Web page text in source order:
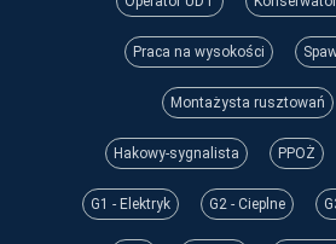
Praca na wysokości
Montażysta rusztowań
Hakowy-sygnalista PPOŻ
G1 - Elektryk G2 - Cieplne